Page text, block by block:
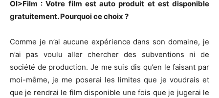
OI>Film : Votre film est auto produit et est disponible
gratuitement. Pourquoi ce choix ?
Comme je n’ai aucune expérience dans son domaine, je
n’ai pas voulu aller chercher des subventions ni de
société de production. Je me suis dis qu’en le faisant par
moi-même, je me poserai les limites que je voudrais et
que je rendrai le film disponible une fois que je jugerai le